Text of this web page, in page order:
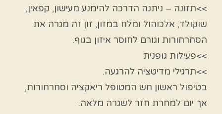
>>תזונה – ניתנה הדרכה להימנע מעישון, קפאין,
שוקולד, אלכוהול ומלח במזון, זון זה מגרה את
הסחרחורות וגורם לחוסר איזון בגוף.
>>פעילות גופנית
>>תרגילי מדיטציה להרגעה.
בטיפול ראשון חש המטופל ריאקציה וסחרחורות,
אך יום למחרת חזר לשגרה מלאה.